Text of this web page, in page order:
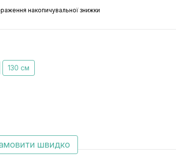
накопичувальної знижки
130 см
швидко